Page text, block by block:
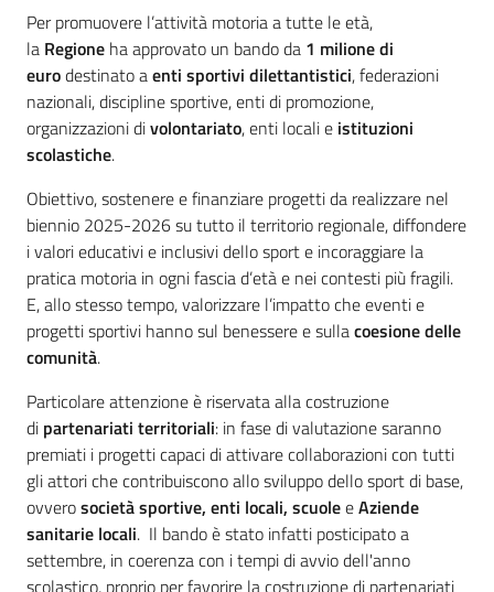
Per promuovere l’attività motoria a tutte le età,
la Regione ha approvato un bando da 1 milione di
eurodestinato aenti sportivi dilettantistici, federazioni
nazionali, discipline sportive, enti di promozione,
organizzazioni divolontariato, enti locali e istituzioni
scolastiche.
Obiettivo, sostenere e finanziare progetti da realizzare nel
biennio 2025-2026 su tutto il territorio regionale, diffondere
i valori educativi e inclusivi dello sport e incoraggiare la
pratica motoria in ogni fascia d’età e nei contesti più fragili.
E, allo stesso tempo, valorizzare l’impatto che eventi e
progetti sportivi hanno sul benessere e sullacoesione delle
comunità.
Particolare attenzione è riservata alla costruzione
di partenariati territoriali: in fase di valutazione saranno
premiati i progetti capaci di attivare collaborazioni con tutti
gli attori che contribuiscono allo sviluppo dello sport di base,
ovverosocietà sportive, enti locali, scuoleeAziende
sanitarie locali. Il bando è stato infatti posticipato a
settembre, in coerenza con i tempi di avvio dell'anno
scolastico, proprio per favorire la costruzione di partenariati